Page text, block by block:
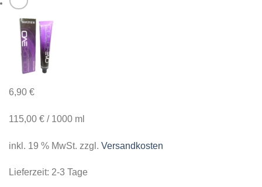
6,90 €
115,00 € / 1000 ml
inkl. 19 % MwSt. zzgl. Versandkosten
Lieferzeit: 2-3 Tage